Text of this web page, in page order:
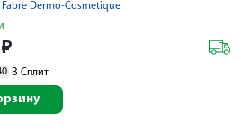
Fabre Dermo-Cosmetique
₽
В Сплит